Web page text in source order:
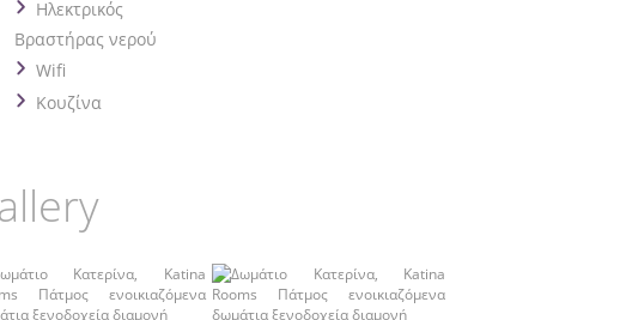
Ηλεκτρικός
Βραστήρας νερού
Wifi
Κουζίνα